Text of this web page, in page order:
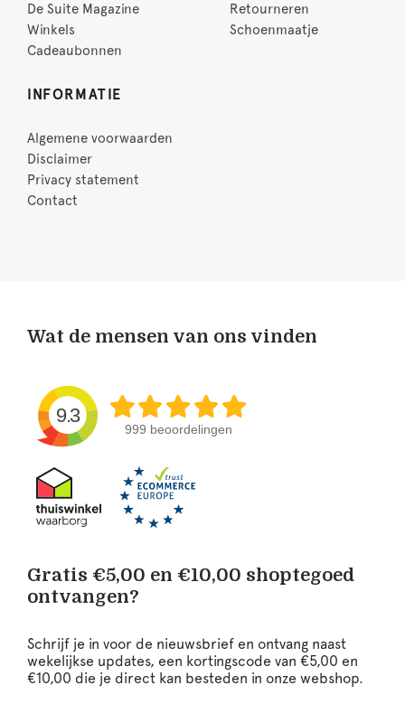
De Suite Magazine
Winkels
Cadeaubonnen
Retourneren
Schoenmaatje
INFORMATIE
Algemene voorwaarden
Disclaimer
Privacy statement
Contact
Wat de mensen van ons vinden
9.3
999 beoordelingen
Gratis €5,00 en €10,00 shoptegoed
ontvangen?
Schrijf je in voor de nieuwsbrief en ontvang naast
wekelijkse updates, een kortingscode van €5,00 en
€10,00 die je direct kan besteden in onze webshop.